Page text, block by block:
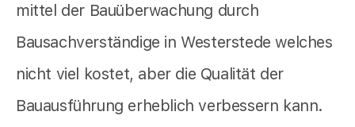
mittel der Bauüberwachung durch
Bausachverständige in Westerstede welches
nicht viel kostet, aber die Qualität der
Bauausführung erheblich verbessern kann.